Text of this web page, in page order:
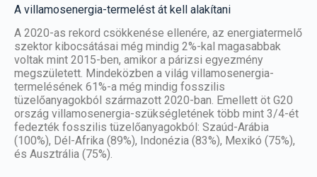
A villamosenergia-termelést át kell alakítani
A 2020-as rekord csökkenése ellenére, az energiatermelő
szektor kibocsátásai még mindig 2%-kal magasabbak
voltak mint 2015-ben, amikor a párizsi egyezmény
megszületett. Mindeközben a világ villamosenergia-
termelésének 61%-a még mindig fosszilis
tüzelőanyagokból származott 2020-ban. Emellett öt G20
ország villamosenergia-szükségletének több mint 3/4-ét
fedezték fosszilis tüzelőanyagokból: Szaúd-Arábia
(100%), Dél-Afrika (89%), Indonézia (83%), Mexikó (75%),
és Ausztrália (75%).